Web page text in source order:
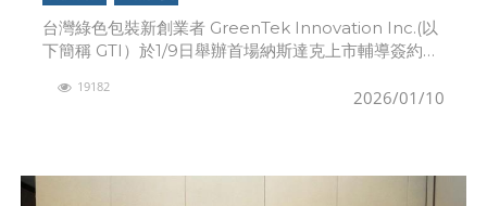
達克上市
台灣綠色包裝新創業者 GreenTek Innovation Inc.(以
下簡稱 GTI）於1/9日舉辦首場納斯達克上市輔導簽約暨
層結構紙瓶」，搶攻歐
2026/01/10
19182